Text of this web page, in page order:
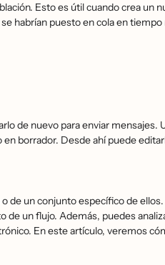
Esto es útil cuando crea un
habrían puesto en cola en tiempo
de nuevo para enviar mensajes.
borrador. Desde ahí puede
de un conjunto específico de
un flujo. Además, puedes
En este artículo, veremos